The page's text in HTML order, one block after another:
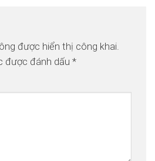
được hiển thị công khai.
được đánh dấu *